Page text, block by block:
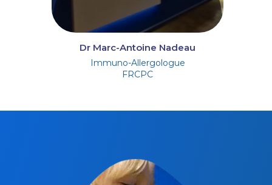
Dr Marc-Antoine Nadeau
Immuno-Allergologue
FRCPC